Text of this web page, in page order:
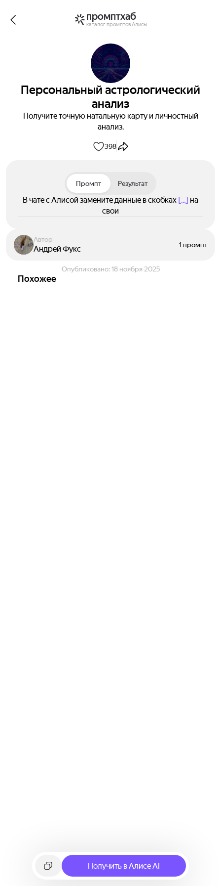
промптхаб
каталог промптов Алисы
Персональный астрологический
анализ
Получите точную натальную карту и личностный
анализ.
398
Промпт Результат
В чате с Алисой замените данные в скобках [...] на
свои
Автор
Андрей Фукс 1 промпт
Опубликовано: 18 ноября 2025
Похожее
Получить в Алисе AI